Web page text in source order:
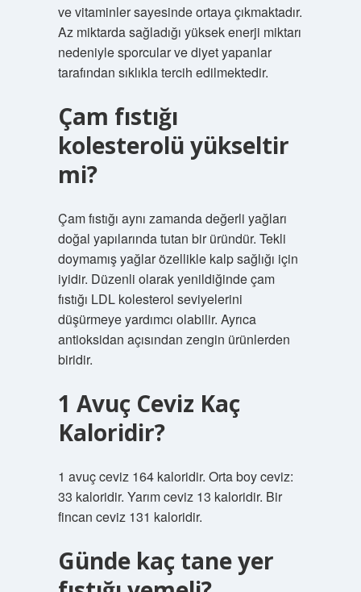
ve vitaminler sayesinde ortaya çıkmaktadır.
Az miktarda sağladığı yüksek enerji miktarı
nedeniyle sporcular ve diyet yapanlar
tarafından sıklıkla tercih edilmektedir.
Çam fıstığı
kolesterolü yükseltir
mi?
Çam fıstığı aynı zamanda değerli yağları
doğal yapılarında tutan bir üründür. Tekli
doymamış yağlar özellikle kalp sağlığı için
iyidir. Düzenli olarak yenildiğinde çam
fıstığı LDL kolesterol seviyelerini
düşürmeye yardımcı olabilir. Ayrıca
antioksidan açısından zengin ürünlerden
biridir.
1 Avuç Ceviz Kaç
Kaloridir?
1 avuç ceviz 164 kaloridir. Orta boy ceviz:
33 kaloridir. Yarım ceviz 13 kaloridir. Bir
fincan ceviz 131 kaloridir.
Günde kaç tane yer